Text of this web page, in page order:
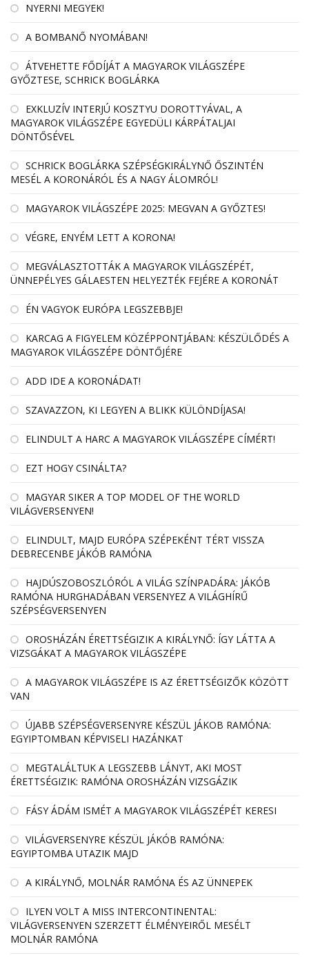
NYERNI MEGYEK!
A BOMBANŐ NYOMÁBAN!
ÁTVEHETTE FŐDÍJÁT A MAGYAROK VILÁGSZÉPE
GYŐZTESE, SCHRICK BOGLÁRKA
EXKLUZÍV INTERJÚ KOSZTYU DOROTTYÁVAL, A
MAGYAROK VILÁGSZÉPE EGYEDÜLI KÁRPÁTALJAI
DÖNTŐSÉVEL
SCHRICK BOGLÁRKA SZÉPSÉGKIRÁLYNŐ ŐSZINTÉN
MESÉL A KORONÁRÓL ÉS A NAGY ÁLOMRÓL!
MAGYAROK VILÁGSZÉPE 2025: MEGVAN A GYŐZTES!
VÉGRE, ENYÉM LETT A KORONA!
MEGVÁLASZTOTTÁK A MAGYAROK VILÁGSZÉPÉT,
ÜNNEPÉLYES GÁLAESTEN HELYEZTÉK FEJÉRE A KORONÁT
ÉN VAGYOK EURÓPA LEGSZEBBJE!
KARCAG A FIGYELEM KÖZÉPPONTJÁBAN: KÉSZÜLŐDÉS A
MAGYAROK VILÁGSZÉPE DÖNTŐJÉRE
ADD IDE A KORONÁDAT!
SZAVAZZON, KI LEGYEN A BLIKK KÜLÖNDÍJASA!
ELINDULT A HARC A MAGYAROK VILÁGSZÉPE CÍMÉRT!
EZT HOGY CSINÁLTA?
MAGYAR SIKER A TOP MODEL OF THE WORLD
VILÁGVERSENYEN!
ELINDULT, MAJD EURÓPA SZÉPEKÉNT TÉRT VISSZA
DEBRECENBE JÁKÓB RAMÓNA
HAJDÚSZOBOSZLÓRÓL A VILÁG SZÍNPADÁRA: JÁKÓB
RAMÓNA HURGHADÁBAN VERSENYEZ A VILÁGHÍRŰ
SZÉPSÉGVERSENYEN
OROSHÁZÁN ÉRETTSÉGIZIK A KIRÁLYNŐ: ÍGY LÁTTA A
VIZSGÁKAT A MAGYAROK VILÁGSZÉPE
A MAGYAROK VILÁGSZÉPE IS AZ ÉRETTSÉGIZŐK KÖZÖTT
VAN
ÚJABB SZÉPSÉGVERSENYRE KÉSZÜL JÁKOB RAMÓNA:
EGYIPTOMBAN KÉPVISELI HAZÁNKAT
MEGTALÁLTUK A LEGSZEBB LÁNYT, AKI MOST
ÉRETTSÉGIZIK: RAMÓNA OROSHÁZÁN VIZSGÁZIK
FÁSY ÁDÁM ISMÉT A MAGYAROK VILÁGSZÉPÉT KERESI
VILÁGVERSENYRE KÉSZÜL JÁKÓB RAMÓNA:
EGYIPTOMBA UTAZIK MAJD
A KIRÁLYNŐ, MOLNÁR RAMÓNA ÉS AZ ÜNNEPEK
ILYEN VOLT A MISS INTERCONTINENTAL:
VILÁGVERSENYEN SZERZETT ÉLMÉNYEIRŐL MESÉLT
MOLNÁR RAMÓNA